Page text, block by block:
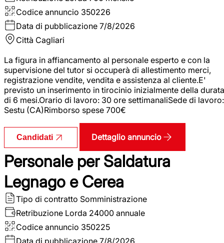
Codice annuncio 350226
Data di pubblicazione 7/8/2026
Città Cagliari
La figura in affiancamento al personale esperto e con la
supervisione del tutor si occuperà di allestimento merci,
registrazione vendite, vendita e assistenza al cliente.E'
previsto un inserimento in tirocinio inizialmente della durata
di 6 mesi.Orario di lavoro: 30 ore settimanaliSede di lavoro:
Sestu (CA)Rimborso spese 700€
Candidati Dettaglio annuncio
Personale per Saldatura
Legnago e Cerea
Tipo di contratto Somministrazione
Retribuzione Lorda 24000 annuale
Codice annuncio 350225
Data di pubblicazione 7/8/2026